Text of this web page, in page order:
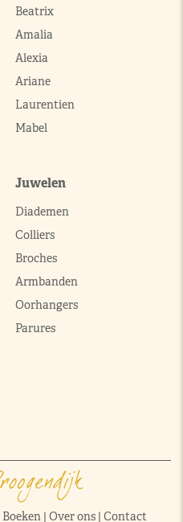
Beatrix
Amalia
Alexia
Ariane
Laurentien
Mabel
Juwelen
Diademen
Colliers
Broches
Armbanden
Oorhangers
Parures
Boeken| Over ons| Contact